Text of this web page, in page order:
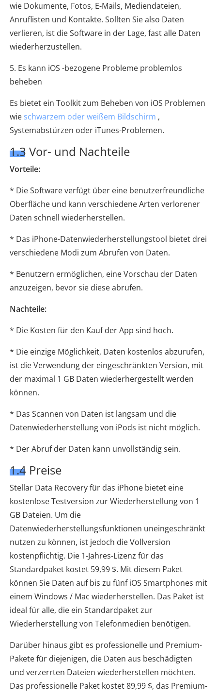
wie Dokumente, Fotos, E-Mails, Mediendateien,
Anruflisten und Kontakte. Sollten Sie also Daten
verlieren, ist die Software in der Lage, fast alle Daten
wiederherzustellen.
5. Es kann iOS -bezogene Probleme problemlos
beheben
Es bietet ein Toolkit zum Beheben von iOS Problemen
wie schwarzem oder weißem Bildschirm ,
Systemabstürzen oder iTunes-Problemen.
1.3 Vor- und Nachteile
Vorteile:
* Die Software verfügt über eine benutzerfreundliche
Oberfläche und kann verschiedene Arten verlorener
Daten schnell wiederherstellen.
* Das iPhone-Datenwiederherstellungstool bietet drei
verschiedene Modi zum Abrufen von Daten.
* Benutzern ermöglichen, eine Vorschau der Daten
anzuzeigen, bevor sie diese abrufen.
Nachteile:
* Die Kosten für den Kauf der App sind hoch.
* Die einzige Möglichkeit, Daten kostenlos abzurufen,
ist die Verwendung der eingeschränkten Version, mit
der maximal 1 GB Daten wiederhergestellt werden
können.
* Das Scannen von Daten ist langsam und die
Datenwiederherstellung von iPods ist nicht möglich.
* Der Abruf der Daten kann unvollständig sein.
1.4 Preise
Stellar Data Recovery für das iPhone bietet eine
kostenlose Testversion zur Wiederherstellung von 1
GB Dateien. Um die
Datenwiederherstellungsfunktionen uneingeschränkt
nutzen zu können, ist jedoch die Vollversion
kostenpflichtig. Die 1-Jahres-Lizenz für das
Standardpaket kostet 59,99 $. Mit diesem Paket
können Sie Daten auf bis zu fünf iOS Smartphones mit
einem Windows / Mac wiederherstellen. Das Paket ist
ideal für alle, die ein Standardpaket zur
Wiederherstellung von Telefonmedien benötigen.
Darüber hinaus gibt es professionelle und Premium-
Pakete für diejenigen, die Daten aus beschädigten
und verzerrten Dateien wiederherstellen möchten.
Das professionelle Paket kostet 89,99 $, das Premium-